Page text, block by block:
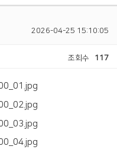
2026-04-25 15:10:05
조회수 117